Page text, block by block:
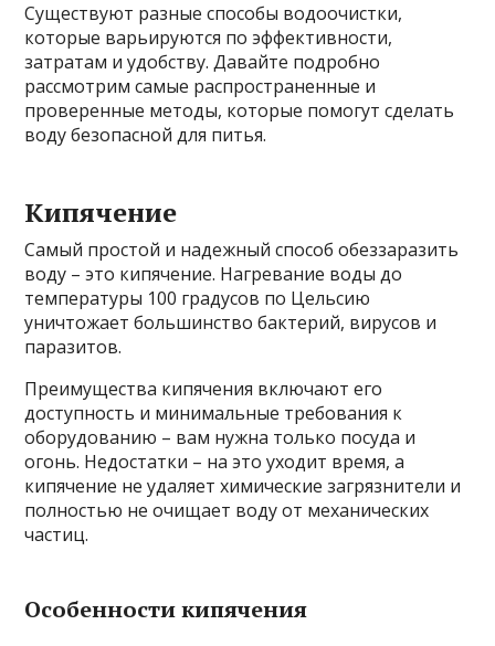
Существуют разные способы водоочистки,
которые варьируются по эффективности,
затратам и удобству. Давайте подробно
рассмотрим самые распространенные и
проверенные методы, которые помогут сделать
воду безопасной для питья.
Кипячение
Самый простой и надежный способ обеззаразить
воду – это кипячение. Нагревание воды до
температуры 100 градусов по Цельсию
уничтожает большинство бактерий, вирусов и
паразитов.
Преимущества кипячения включают его
доступность и минимальные требования к
оборудованию – вам нужна только посуда и
огонь. Недостатки – на это уходит время, а
кипячение не удаляет химические загрязнители и
полностью не очищает воду от механических
частиц.
Особенности кипячения